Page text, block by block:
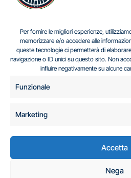
Per fornire le migliori esperienze,
memorizzare e/o accedere alle
queste tecnologie ci permetterà di
navigazione o ID unici su questo sito. Non
influire negativamente su alcune
Funzionale
Marketing
Accetta
Nega
Centro Analisi e Studi Italus
C.A.S.I.